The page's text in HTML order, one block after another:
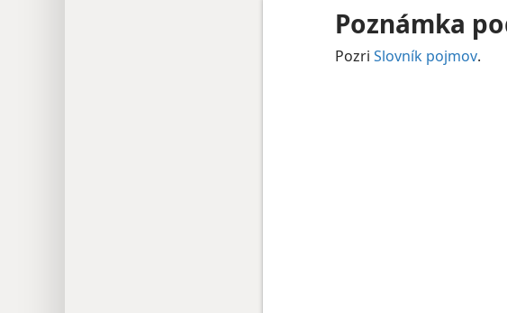
Poznámka
Pozri Slovník pojmov.